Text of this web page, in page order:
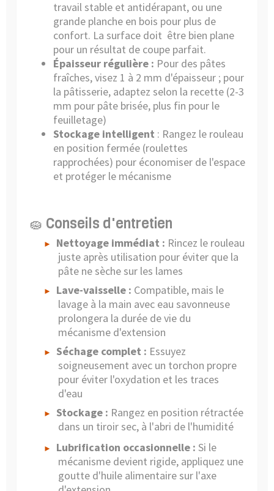
travail stable et antidérapant, ou une
grande planche en bois pour plus de
confort. La surface doit être bien plane
pour un résultat de coupe parfait.
Épaisseur régulière : Pour des pâtes
fraîches, visez 1 à 2 mm d'épaisseur ; pour
la pâtisserie, adaptez selon la recette (2-3
mm pour pâte brisée, plus fin pour le
feuilletage)
Stockage intelligent : Rangez le rouleau
en position fermée (roulettes
rapprochées) pour économiser de l'espace
et protéger le mécanisme
🧽 Conseils d'entretien
► Nettoyage immédiat : Rincez le rouleau
juste après utilisation pour éviter que la
pâte ne sèche sur les lames
► Lave-vaisselle : Compatible, mais le
lavage à la main avec eau savonneuse
prolongera la durée de vie du
mécanisme d'extension
► Séchage complet : Essuyez
soigneusement avec un torchon propre
pour éviter l'oxydation et les traces
d'eau
► Stockage : Rangez en position rétractée
dans un tiroir sec, à l'abri de l'humidité
► Lubrification occasionnelle : Si le
mécanisme devient rigide, appliquez une
goutte d'huile alimentaire sur l'axe